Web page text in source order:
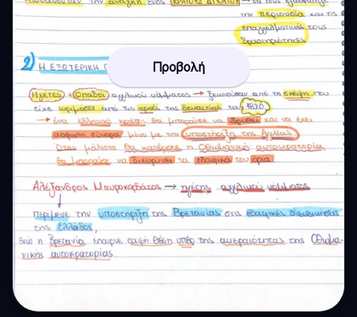
Προβολή